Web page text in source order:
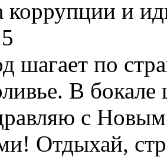
коррупции и
шагает по
В
с
Отдыхай,